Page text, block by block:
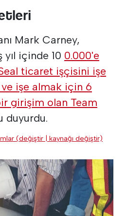
Mark Carney,
içinde 10 0.000'e
ticaret işçisini işe
işe almak için 6
girişim olan Team
duyurdu.
(değiştir | kaynağı değiştir)